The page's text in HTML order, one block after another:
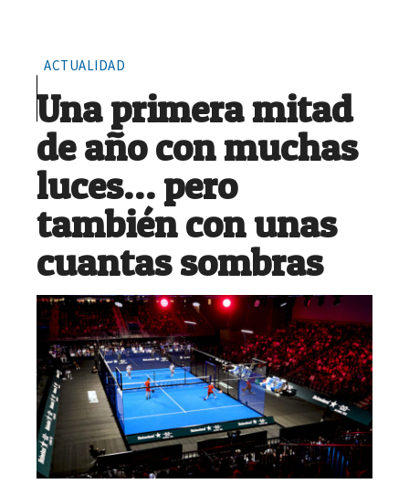
ACTUALIDAD
Una primera mitad
de año con muchas
luces… pero
también con unas
cuantas sombras